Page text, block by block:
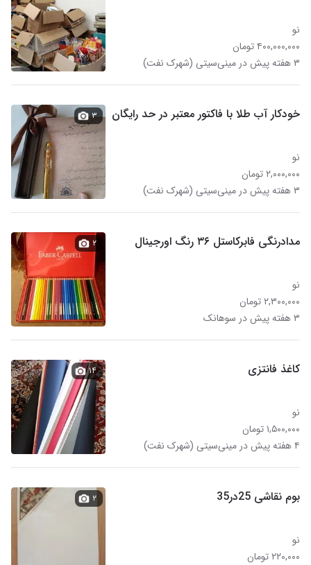
نو
۴۰۰,۰۰۰,۰۰۰ تومان
۳ هفته پیش در مینی‌سیتی (شهرک نفت)
خودکار آب طلا با فاکتور معتبر در حد رایگان
نو
۲,۰۰۰,۰۰۰ تومان
۳ هفته پیش در مینی‌سیتی (شهرک نفت)
۳
مدادرنگی فابرکاستل ۳۶ رنگ اورجینال
نو
۲,۳۰۰,۰۰۰ تومان
۳ هفته پیش در سوهانک
۲
کاغذ فانتزی
نو
۱,۵۰۰,۰۰۰ تومان
۴ هفته پیش در مینی‌سیتی (شهرک نفت)
۱۴
بوم نقاشی 25در35
نو
۲۲۰,۰۰۰ تومان
۲